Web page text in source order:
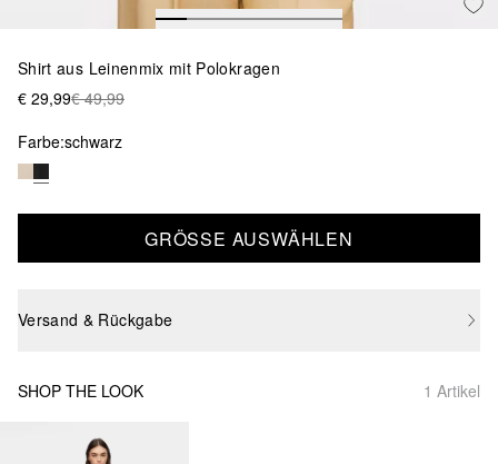
Shirt aus Leinenmix mit Polokragen
€ 29,99€ 49,99
Farbe:schwarz
GRÖSSE AUSWÄHLEN
Versand & Rückgabe
SHOP THE LOOK 1 Artikel